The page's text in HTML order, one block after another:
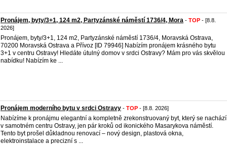
Pronájem, byty/3+1, 124 m2, Partyzánské náměstí 1736/4, Mora - TOP - [8.8.
2026]
Pronájem, byty/3+1, 124 m2, Partyzánské náměstí 1736/4, Moravská Ostrava,
70200 Moravská Ostrava a Přívoz [ID 79946] Nabízím pronájem krásného bytu
3+1 v centru Ostravy! Hledáte útulný domov v srdci Ostravy? Mám pro vás skvělou
nabídku! Nabízím ke ...
Pronájem moderního bytu v srdci Ostravy - TOP - [8.8. 2026]
Nabízíme k pronájmu elegantní a kompletně zrekonstruovaný byt, který se nachází
v samotném centru Ostravy, jen pár kroků od ikonického Masarykova náměstí.
Tento byt prošel důkladnou renovací – nový design, plastová okna,
elektroinstalace a precizní s ...